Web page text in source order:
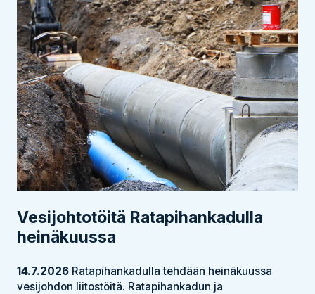
Vesijohtotöitä Ratapihankadulla
heinäkuussa
14.7.2026 Ratapihankadulla tehdään heinäkuussa
vesijohdon liitostöitä. Ratapihankadun ja